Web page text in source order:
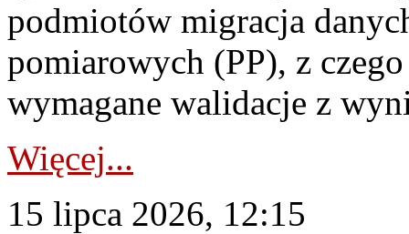
podmiotów migracja
pomiarowych (PP), z
wymagane walidacje z
Więcej...
15 lipca 2026, 12:15